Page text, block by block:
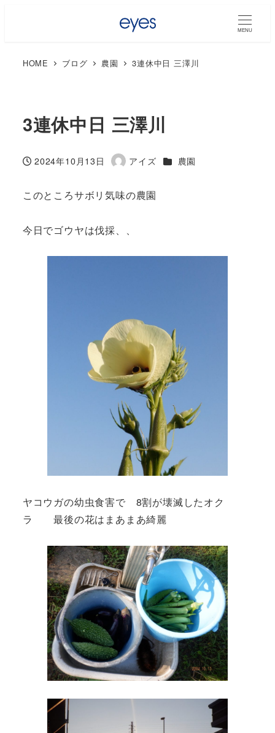
MENU
HOME ブログ 農園 3連休中日 三澤川
3連休中日 三澤川
投稿日
2024年10月13日
著
アイズ カテゴリー
農園
このところサボリ気味の農園
今日でゴウヤは伐採、、
ヤコウガの幼虫食害で 8割が壊滅したオク
ラ 最後の花はまあまあ綺麗